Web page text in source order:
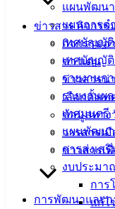
แผนพัฒน
แผนการด
เทศบัญญัติ
เทศบัญญัติ
รายงานก
รายงานผ
เทศมนตรี
แผนพัฒนา
การส่งเส
งบประมา
การ
แก้ไ
ข่าวสาร กิจกรร
กิจกรรมอ่
ข่าวเด่น
ข่าวสารน่
เลือกตั้งเท
ข้อมูลทาง
วารสารเ
ข่าวสารเ
การพัฒนาและก
ประชาชน
ดาวน์โหลด
ฟอร์ม,
เอกสาร
สำหรับ
ประชาชน/
คู่มือการ
ปฏิบัติ